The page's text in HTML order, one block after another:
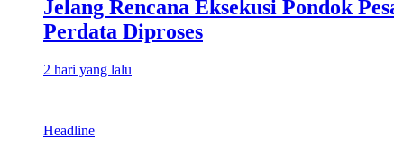
Jelang Rencana Eksekusi Pondok
Perdata Diproses
2 hari yang lalu
Headline